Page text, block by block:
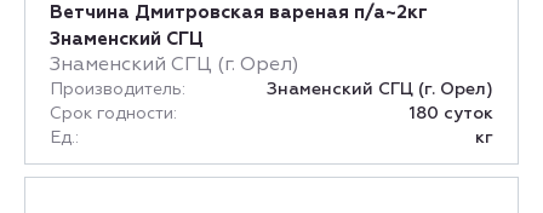
Ветчина Дмитровская вареная п/а~2кг
Знаменский СГЦ
Знаменский СГЦ (г. Орел)
Производитель:
Знаменский СГЦ (г. Орел)
Срок годности:
180 суток
Ед.:
кг